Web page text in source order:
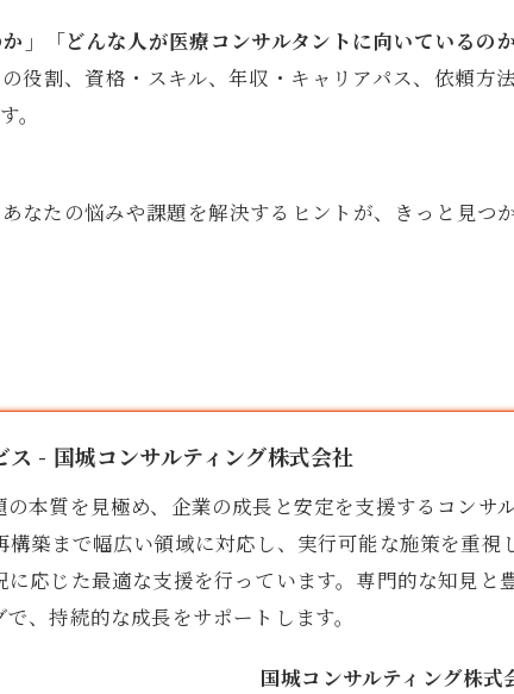
」「どんな人が医療コンサルタントに向いているのか
役割、資格・スキル、年収・キャリアパス、依頼方
。
なたの悩みや課題を解決するヒントが、きっと見
- 国城コンサルティング株式会社
本質を見極め、企業の成長と安定を支援する コンサ
築まで幅広い領域に対応し、実行可能な施策を重
応じた最適な支援を行っています。専門的な知見
、持続的な成長をサポートします。
国城コンサルティング株式